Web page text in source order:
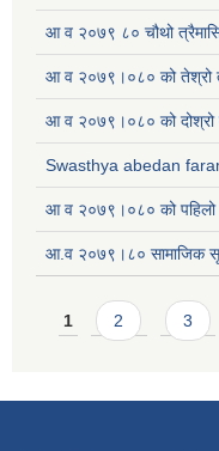
आ व २०७९ ८० चौथो
आ व २०७९।०८० को तेश्रो
आ व २०७९।०८० को दोश्रो
Swasthya abedan
आ व २०७९।०८० को पहिलो
आ.व २०७९।८० सामाजिक
Pages
1 2 3